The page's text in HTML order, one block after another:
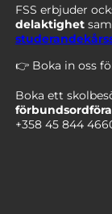
FSS erbjuder
delaktighet
👉 Boka in oss
Boka ett
+358 45 844